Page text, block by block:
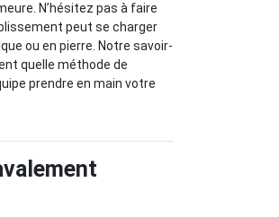
N’hésitez pas à faire
peut se charger
ou en pierre. Notre savoir-
quelle méthode de
prendre en main votre